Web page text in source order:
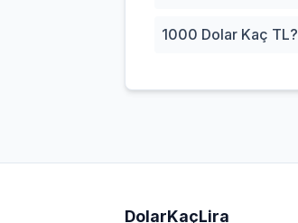
1000 Dolar Kaç TL?
DolarKaçLira